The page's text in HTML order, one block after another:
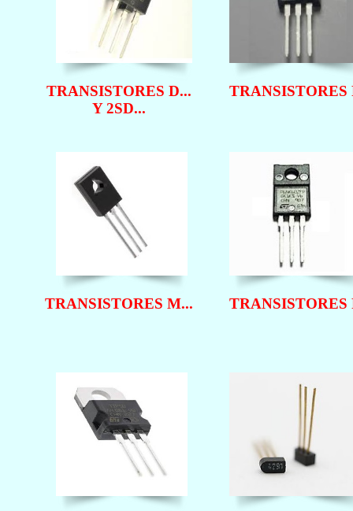
TRANSISTORES D...
Y 2SD...
TRANSISTORES
TRANSISTORES M... TRANSISTORES